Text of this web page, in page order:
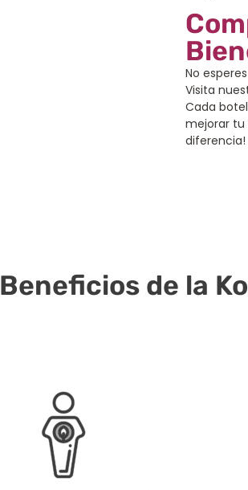
No
Visita
Cada
mejorar tu
diferencia!
Beneficios de la